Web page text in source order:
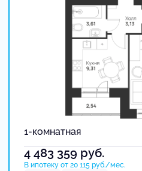
1-комнатная
4 483 359 руб.
В ипотеку от 20 115 руб./мес.